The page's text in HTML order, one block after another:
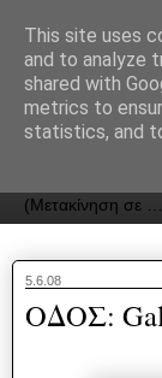
ΟΔΟΣ
5.6.08
ΟΔΟΣ:
This site uses
and to analyze
shared with
metrics to
statistics, and